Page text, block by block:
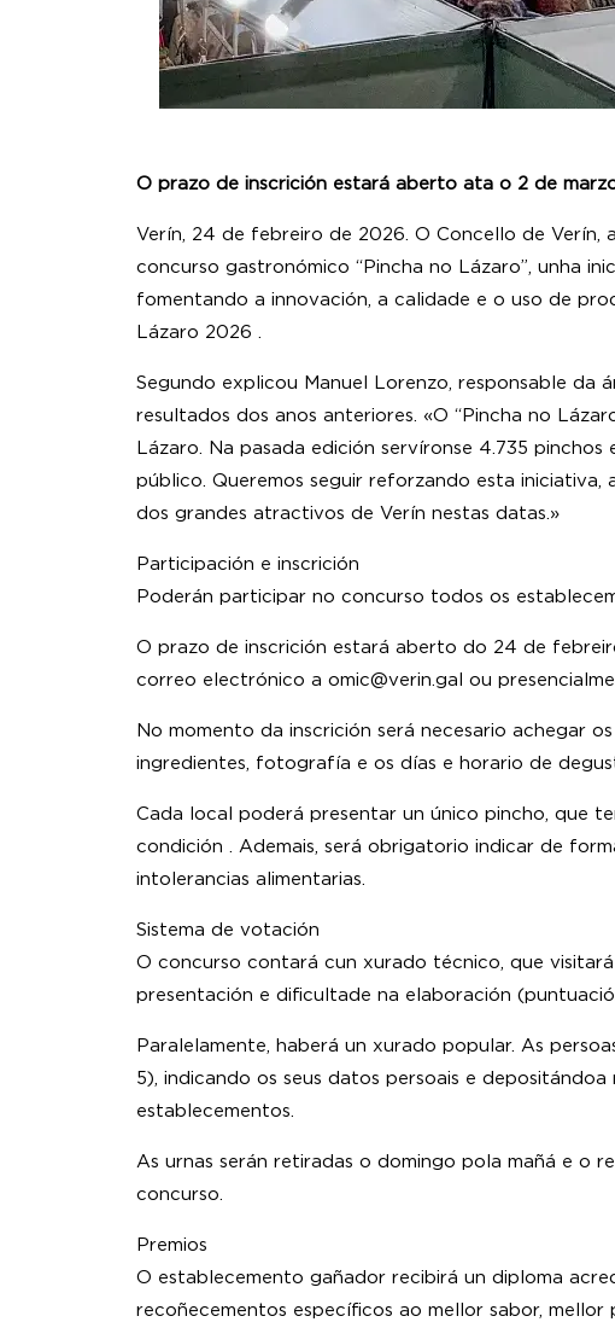
O prazo de inscrición estará aberto ata o 2 de
Verín, 24 de febreiro de 2026. O Concello de
concurso gastronómico “Pincha no Lázaro”, unha
fomentando a innovación, a calidade e o uso de
Lázaro 2026 .
Segundo explicou Manuel Lorenzo, responsable da
resultados dos anos anteriores. «O “Pincha no
Lázaro. Na pasada edición servíronse 4.735
público. Queremos seguir reforzando esta
dos grandes atractivos de Verín nestas datas.»
Participación e inscrición
Poderán participar no concurso todos os
O prazo de inscrición estará aberto do 24 de
correo electrónico a omic@verin.gal ou
No momento da inscrición será necesario achegar
ingredientes, fotografía e os días e horario de
Cada local poderá presentar un único pincho, que
condición . Ademais, será obrigatorio indicar de
intolerancias alimentarias.
Sistema de votación
O concurso contará cun xurado técnico, que
presentación e dificultade na elaboración
Paralelamente, haberá un xurado popular. As
5), indicando os seus datos persoais e
establecementos.
As urnas serán retiradas o domingo pola mañá e o
concurso.
Premios
O establecemento gañador recibirá un diploma
recoñecementos específicos ao mellor sabor,